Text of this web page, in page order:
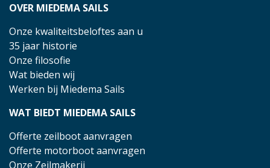
OVER MIEDEMA SAILS
Onze kwaliteitsbeloftes aan u
35 jaar historie
Onze filosofie
Wat bieden wij
Werken bij Miedema Sails
WAT BIEDT MIEDEMA SAILS
Offerte zeilboot aanvragen
Offerte motorboot aanvragen
Onze Zeilmakerij